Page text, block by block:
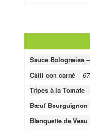
Sauce Bolognaise
Chili con carné –
Tripes à la Tomate
Bœuf Bourguignon
Blanquette de Veau